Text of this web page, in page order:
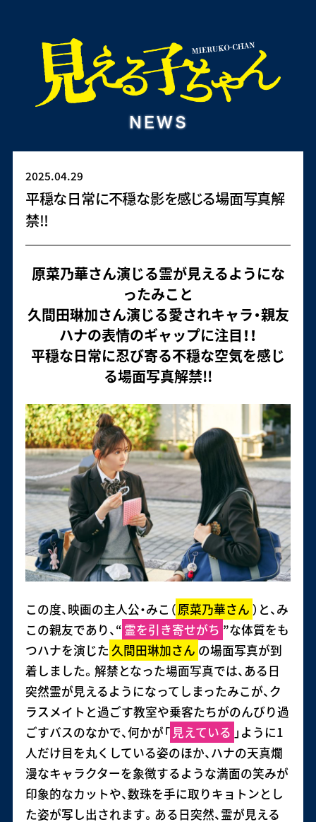
2025.04.29
平穏な日常に不穏な影を感じる場面写真解
禁!!
原菜乃華さん演じる霊が見えるようにな
ったみこと
久間田琳加さん演じる愛されキャラ・親友
ハナの表情のギャップに注目！！
平穏な日常に忍び寄る不穏な空気を感じ
る場面写真解禁!!
この度、映画の主人公・みこ（原菜乃華さん ）と、み
この親友であり、“ 霊を引き寄せがち ”な体質をも
つハナを演じた久間田琳加さん の場面写真が到
着しました。解禁となった場面写真では、ある日
突然霊が見えるようになってしまったみこが、ク
ラスメイトと過ごす教室や乗客たちがのんびり過
ごすバスのなかで、何かが「 見えている 」ように1
人だけ目を丸くしている姿のほか、ハナの天真爛
漫なキャラクターを象徴するような満面の笑みが
印象的なカットや、数珠を手に取りキョトンとし
た姿が写し出されます。ある日突然、霊が見える